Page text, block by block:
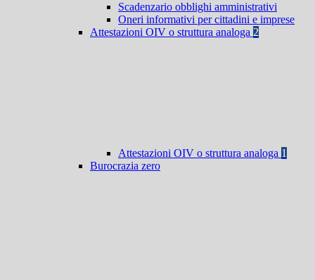
Scadenzario obblighi amministrativi
Oneri informativi per cittadini e imprese
Attestazioni OIV o struttura analoga 2
Attestazioni OIV o struttura analoga 1
Burocrazia zero